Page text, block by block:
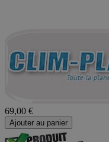
69,00 €
Ajouter au panier